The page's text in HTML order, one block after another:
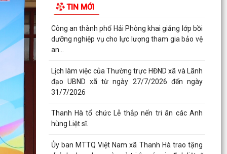
TIN MỚI
cán bộ Hội Liên hiệp Phụ nữ cơ sở năm 2026
Công an thành phố Hải Phòng khai giảng lớp bồi
dưỡng nghiệp vụ cho lực lượng tham gia bảo vệ
an...
Lịch làm việc của Thường trực HĐND xã và Lãnh
đạo UBND xã từ ngày 27/7/2026 đến ngày
31/7/2026
Thanh Hà tổ chức Lễ thắp nến tri ân các Anh
hùng Liệt sĩ.
Ủy ban MTTQ Việt Nam xã Thanh Hà trao tặng